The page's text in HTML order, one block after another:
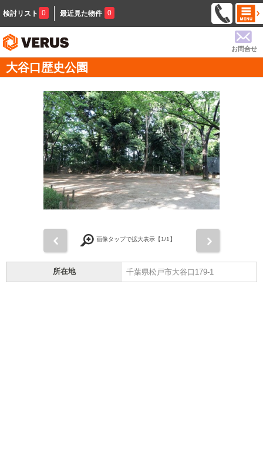
検討リスト 0 最近見た物件 0
お問合せ
大谷口歴史公園
画像タップで拡大表示【1/1】
所在地 千葉県松戸市大谷口179-1